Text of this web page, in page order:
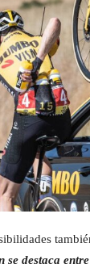
se destaca